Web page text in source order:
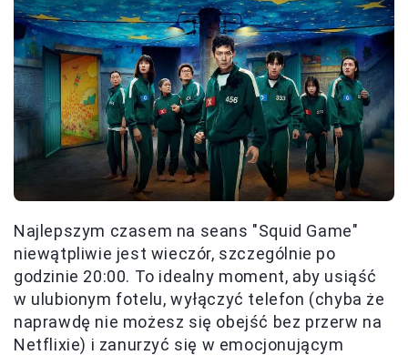
Najlepszym czasem na seans "Squid Game"
niewątpliwie jest wieczór, szczególnie po
godzinie 20:00. To idealny moment, aby usiąść
w ulubionym fotelu, wyłączyć telefon (chyba że
naprawdę nie możesz się obejść bez przerw na
Netflixie) i zanurzyć się w emocjonującym